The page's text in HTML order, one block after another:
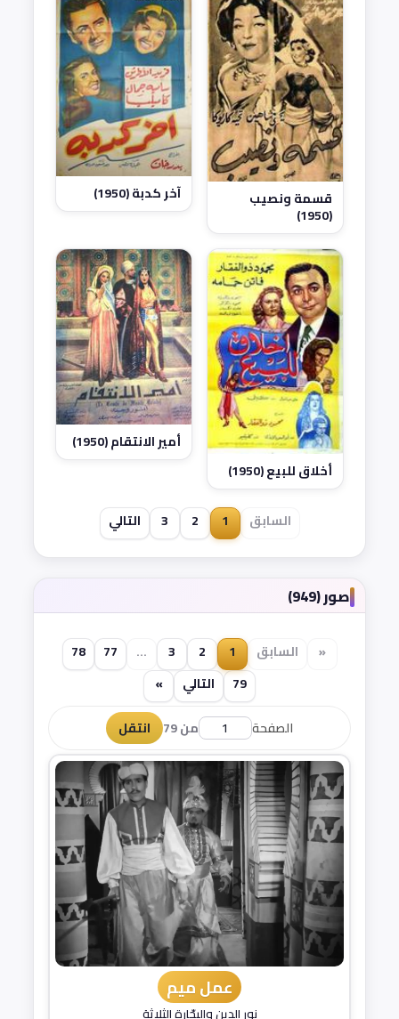
قسمة ونصيب
(1950)
آخر كدبة (1950)
أخلاق للبيع (1950)
أمير الانتقام (1950)
السابق 1
2
3 التالي
صور (949)
« السابق 1
2
3
...
77
78
79
التالي
»
الصفحة
من 79 انتقل
عمل ميم
نور الدين والبحّارة الثلاثة